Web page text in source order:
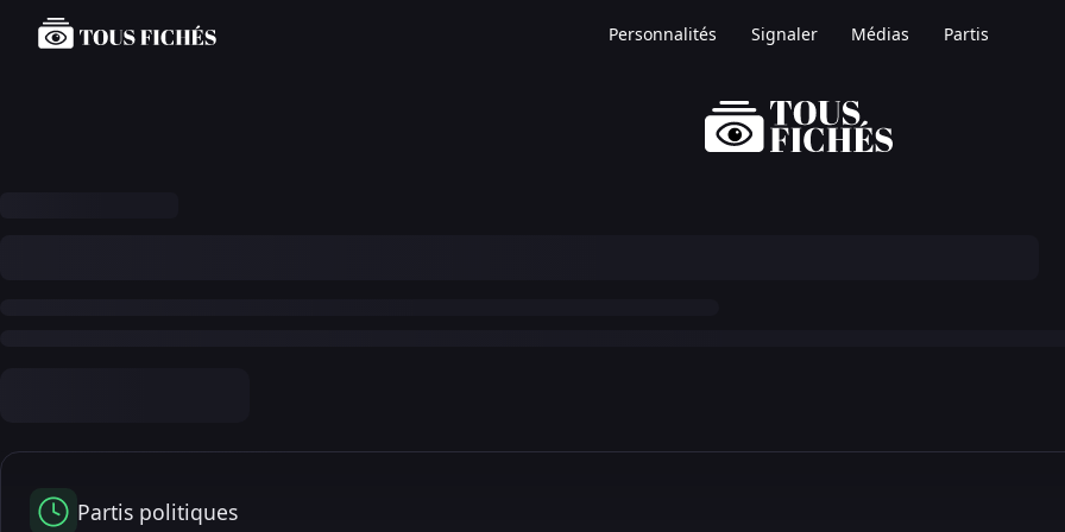
Personnalités Signaler Médias Partis
Partis politiques